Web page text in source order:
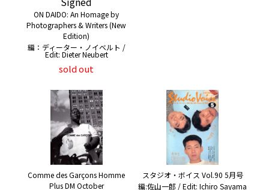
ON DAIDO: An Homage by
Photographers & Writers (New
Edition)
編：ディーター・ノイベルト /
Edit: Dieter Neubert
sold out
Comme des Garçons Homme
Plus DM October
スタジオ・ボイス Vol.90 5月号
編:佐山一郎 / Edit: Ichiro Sayama